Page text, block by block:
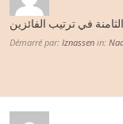
في ترتيب الفائزين
Démarré par: Iznassen in: